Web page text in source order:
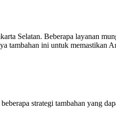
Selatan. Beberapa layanan
tambahan ini untuk memastikan
strategi tambahan yang